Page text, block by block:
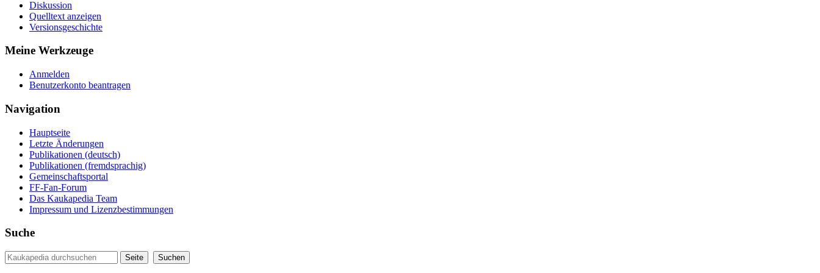
Diskussion
Quelltext anzeigen
Versionsgeschichte
Meine Werkzeuge
Anmelden
Benutzerkonto beantragen
Navigation
Hauptseite
Letzte Änderungen
Publikationen (deutsch)
Publikationen (fremdsprachig)
Gemeinschaftsportal
FF-Fan-Forum
Das Kaukapedia Team
Impressum und Lizenzbestimmungen
Suche